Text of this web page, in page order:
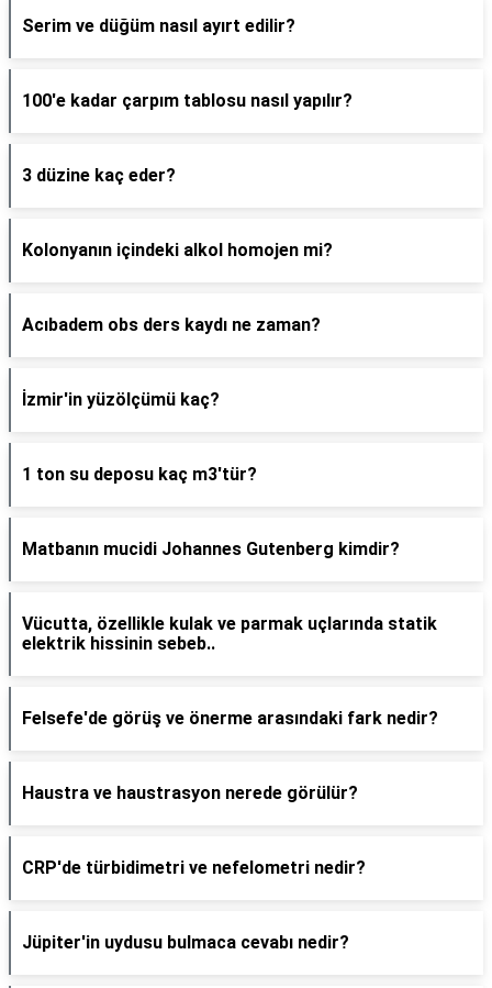
Serim ve düğüm nasıl ayırt edilir?
100'e kadar çarpım tablosu nasıl yapılır?
3 düzine kaç eder?
Kolonyanın içindeki alkol homojen mi?
Acıbadem obs ders kaydı ne zaman?
İzmir'in yüzölçümü kaç?
1 ton su deposu kaç m3'tür?
Matbanın mucidi Johannes Gutenberg kimdir?
Vücutta, özellikle kulak ve parmak uçlarında statik
elektrik hissinin sebeb..
Felsefe'de görüş ve önerme arasındaki fark nedir?
Haustra ve haustrasyon nerede görülür?
CRP'de türbidimetri ve nefelometri nedir?
Jüpiter'in uydusu bulmaca cevabı nedir?